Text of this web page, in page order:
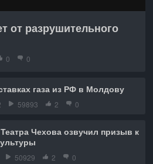
от разрушительного
0 0
газа из РФ в Молдову
59893 2 0
Чехова озвучил призыв к
50929 2 0